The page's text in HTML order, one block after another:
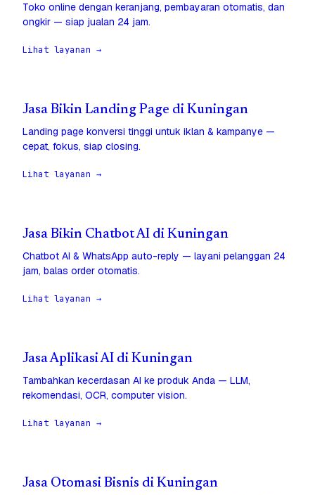
Toko online dengan keranjang, pembayaran otomatis, dan
ongkir — siap jualan 24 jam.
Lihat layanan →
Jasa Bikin Landing Page di Kuningan
Landing page konversi tinggi untuk iklan & kampanye —
cepat, fokus, siap closing.
Lihat layanan →
Jasa Bikin Chatbot AI di Kuningan
Chatbot AI & WhatsApp auto-reply — layani pelanggan 24
jam, balas order otomatis.
Lihat layanan →
Jasa Aplikasi AI di Kuningan
Tambahkan kecerdasan AI ke produk Anda — LLM,
rekomendasi, OCR, computer vision.
Lihat layanan →
Jasa Otomasi Bisnis di Kuningan